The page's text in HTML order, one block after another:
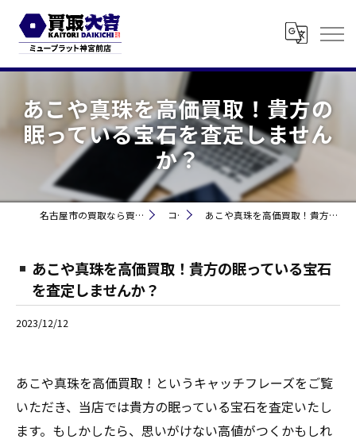
あこや真珠を高価買取！貴方の
眠っている宝石を査定しません
か？
名古屋市の買取なら買取大吉 ミュープラット神宮前 コラム あこや真珠を高価買取！貴方の眠っている宝石を査定しませんか？
あこや真珠を高価買取！貴方の眠っている宝石
を査定しませんか？
2023/12/12
あこや真珠を高価買取！というキャッチフレーズをご覧
いただき、当店では貴方の眠っている宝石を査定いたし
ます。もしかしたら、思いがけない高値がつくかもしれ